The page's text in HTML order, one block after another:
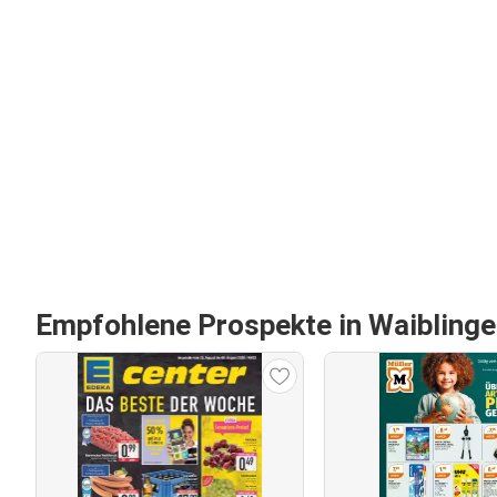
Empfohlene Prospekte in